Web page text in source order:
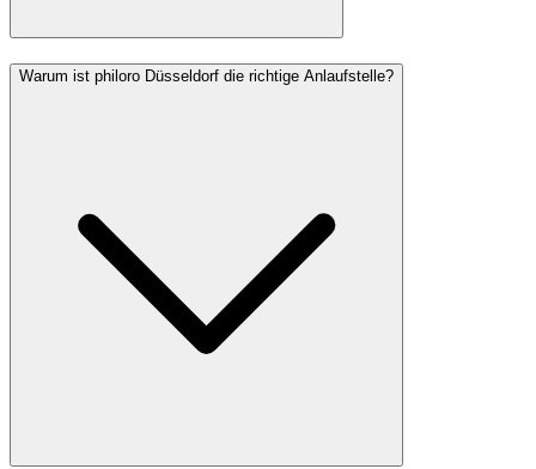
Warum ist philoro Düsseldorf die richtige Anlaufstelle?